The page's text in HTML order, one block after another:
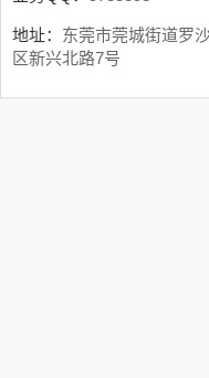
地址： 东莞市莞城街道罗
区新兴北路7号